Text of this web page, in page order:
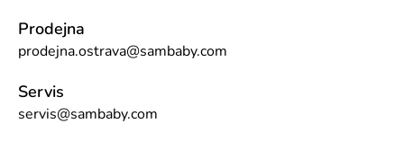
Prodejna
prodejna.ostrava@sambaby.com
Servis
servis@sambaby.com